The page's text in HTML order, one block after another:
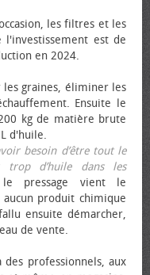
les filtres et les
est de
en 2024.
graines, éliminer les
Ensuite le
kg de matière brute
d'huile.
besoin d’être tout le
d’huile dans les
pressage vient le
produit chimique
ensuite démarcher,
de vente.
professionnels, aux